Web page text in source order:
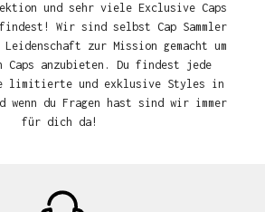
und sehr viele Exclusive Caps
Wir sind selbst Cap Sammler
Leidenschaft zur Mission gemacht um
anzubieten. Du findest jede
limitierte und exklusive Styles in
wenn du Fragen hast sind wir immer
für dich da!